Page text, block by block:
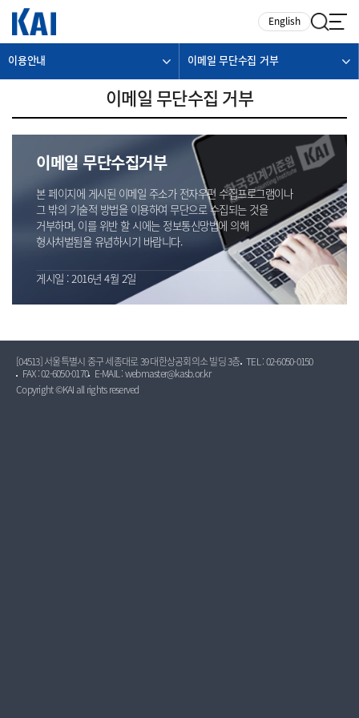
English
이용안내 이메일 무단수집 거부
이메일 무단수집 거부
이메일 무단수집거부
본 페이지에 게시된 이메일 주소가 전자우편 수집프로그램이나
그 밖의 기술적 방법을 이용하여 무단으로 수집되는 것을
거부하며, 이를 위반 할 시에는 정보통신망법에 의해
형사처벌됨을 유념하시기 바랍니다.
게시일 : 2016년 4월 2일
[04513] 서울특별시 중구 세종대로 39 대한상공회의소 빌딩 3층 TEL : 02-6050-0150
FAX : 02-6050-0170
E-MAIL : webmaster@kasb.or.kr
Copyright ©KAI all rights reserved